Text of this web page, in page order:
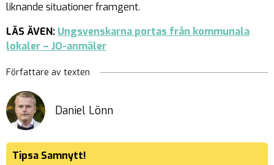
liknande situationer framgent.
LÄS ÄVEN: Ungsvenskarna portas från kommunala
lokaler – JO-anmäler
Författare av texten
Daniel Lönn
Tipsa Samnytt!